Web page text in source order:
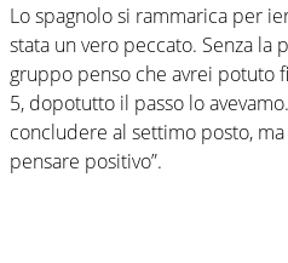
Lo spagnolo si rammarica per
stata un vero peccato. Senza la
gruppo penso che avrei potuto
5, dopotutto il passo lo
concludere al settimo posto,
pensare positivo”.